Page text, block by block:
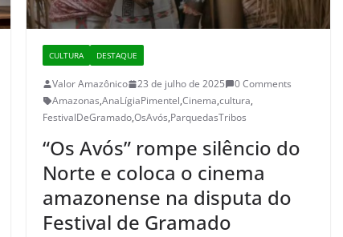
CULTURA DESTAQUE
Valor Amazônico 23 de julho de 2025
0 Comments
Amazonas,AnaLígiaPimentel,Cinema,cultura,
FestivalDeGramado,OsAvós,ParquedasTribos
“Os Avós” rompe silêncio do
Norte e coloca o cinema
amazonense na disputa do
Festival de Gramado